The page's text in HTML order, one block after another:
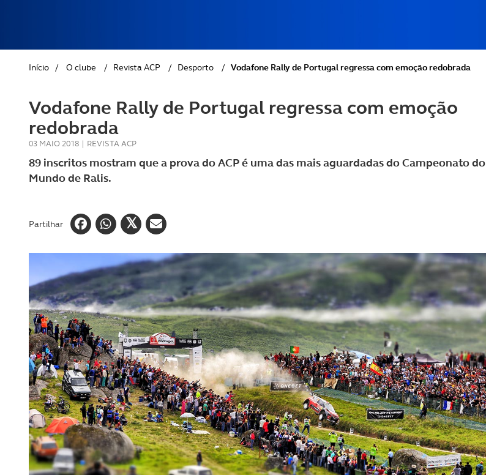
GOLFE
AUTOCARAVANISMO
Início / O clube / Revista ACP / Desporto / Vodafone Rally de Portugal regressa com emoção redobrada
Vodafone Rally de Portugal regressa com emoção
redobrada
03 MAIO 2018 | REVISTA ACP
89 inscritos mostram que a prova do ACP é uma das mais aguardadas do Campeonato do
Mundo de Ralis.
Partilhar